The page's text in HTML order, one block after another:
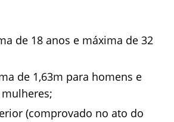
de 18 anos e máxima de 32
de 1,63m para homens e
(comprovado no ato do